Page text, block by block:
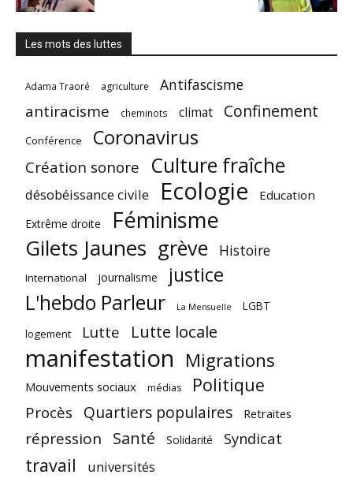
Les mots des luttes
Adama Traoré agriculture Antifascisme
antiracisme cheminots climat Confinement
Conférence Coronavirus
Création sonore Culture fraîche
désobéissance civile Ecologie Education
Extrême droite Féminisme
Gilets Jaunes grève Histoire
International journalisme justice
L'hebdo Parleur La Mensuelle
LGBT
logement
Lutte Lutte locale
manifestation Migrations
Mouvements sociaux médias Politique
Procès Quartiers populaires Retraites
répression Santé Solidarité Syndicat
travail universités